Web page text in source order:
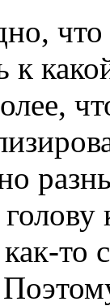
к
то